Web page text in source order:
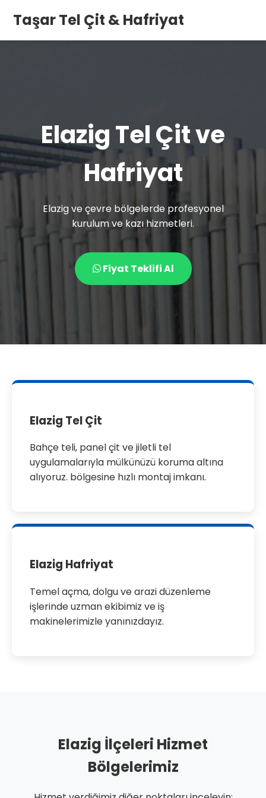
Taşar Tel Çit & Hafriyat
Elazig Tel Çit ve
Hafriyat
Elazig ve çevre bölgelerde profesyonel
kurulum ve kazı hizmetleri.
Fiyat Teklifi Al
Elazig Tel Çit
Bahçe teli, panel çit ve jiletli tel
uygulamalarıyla mülkünüzü koruma altına
alıyoruz. bölgesine hızlı montaj imkanı.
Elazig Hafriyat
Temel açma, dolgu ve arazi düzenleme
işlerinde uzman ekibimiz ve iş
makinelerimizle yanınızdayız.
Elazig İlçeleri Hizmet
Bölgelerimiz